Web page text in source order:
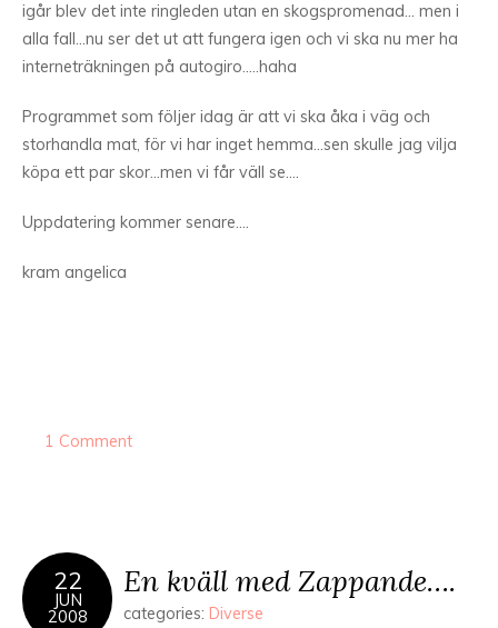
igår blev det inte ringleden utan en skogspromenad… men i
alla fall…nu ser det ut att fungera igen och vi ska nu mer ha
interneträkningen på autogiro…..haha
Programmet som följer idag är att vi ska åka i väg och
storhandla mat, för vi har inget hemma…sen skulle jag vilja
köpa ett par skor…men vi får väll se….
Uppdatering kommer senare….
kram angelica
1 Comment
22
JUN
2008
En kväll med Zappande….
categories: Diverse